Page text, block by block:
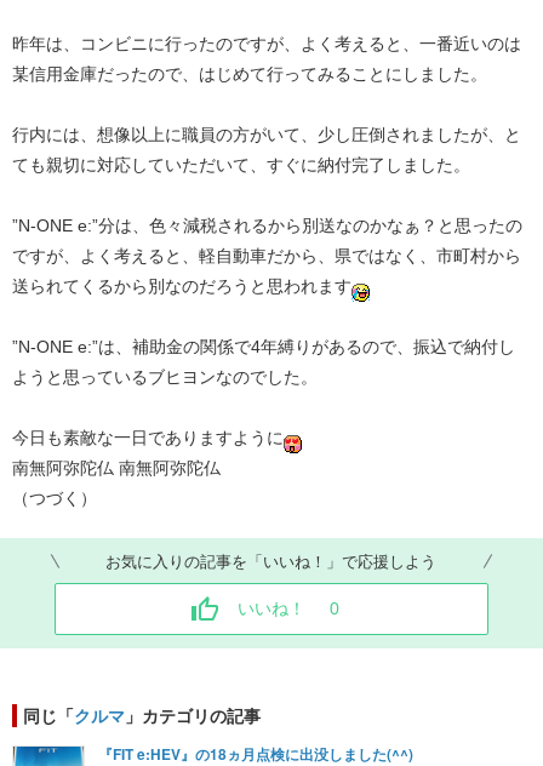
昨年は、コンビニに行ったのですが、よく考えると、一番近いのは
某信用金庫だったので、はじめて行ってみることにしました。
行内には、想像以上に職員の方がいて、少し圧倒されましたが、と
ても親切に対応していただいて、すぐに納付完了しました。
”N-ONE e:”分は、色々減税されるから別送なのかなぁ？と思ったの
ですが、よく考えると、軽自動車だから、県ではなく、市町村から
送られてくるから別なのだろうと思われます
”N-ONE e:”は、補助金の関係で4年縛りがあるので、振込で納付し
ようと思っているブヒヨンなのでした。
今日も素敵な一日でありますように
南無阿弥陀仏 南無阿弥陀仏
（つづく）
お気に入りの記事を「いいね！」で応援しよう
いいね！ 0
同じ「クルマ 」カテゴリの記事
『FIT e:HEV』の18ヵ月点検に出没しました(^^)